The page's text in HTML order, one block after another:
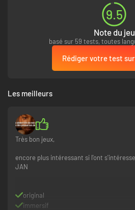
9.5
Note du jeu
basé sur 59 tests, toutes
Rédiger votre test
Les meilleurs
Très bon jeux,
encore plus intéressant si l'ont
JAN
original
immersif